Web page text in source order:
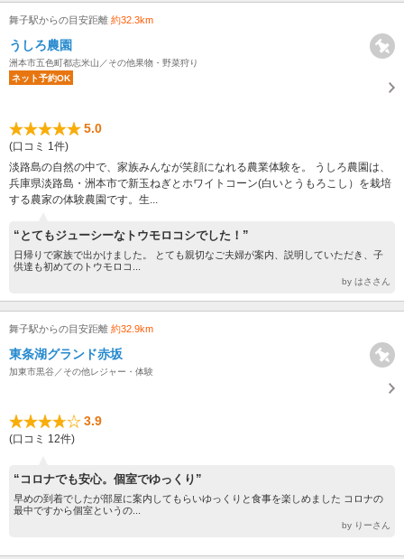
舞子駅からの目安距離 約32.3km
うしろ農園
洲本市五色町都志米山／その他果物・野菜狩り
ネット予約OK
5.0
(口コミ 1件)
淡路島の自然の中で、家族みんなが笑顔になれる農業体験を。 うしろ農園は、
兵庫県淡路島・洲本市で新玉ねぎとホワイトコーン(白いとうもろこし）を栽培
する農家の体験農園です。生...
“とてもジューシーなトウモロコシでした！”
日帰りで家族で出かけました。 とても親切なご夫婦が案内、説明していただき、子
供達も初めてのトウモロコ...
by はささん
舞子駅からの目安距離 約32.9km
東条湖グランド赤坂
加東市黒谷／その他レジャー・体験
3.9
(口コミ 12件)
“コロナでも安心。個室でゆっくり”
早めの到着でしたが部屋に案内してもらいゆっくりと食事を楽しめました コロナの
最中ですから個室というの...
by りーさん